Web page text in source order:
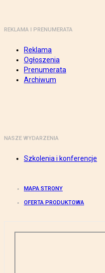
REKLAMA I PRENUMERATA
Reklama
Ogłoszenia
Prenumerata
Archiwum
NASZE WYDARZENIA
Szkolenia i konferencje
MAPA STRONY
OFERTA PRODUKTOWA